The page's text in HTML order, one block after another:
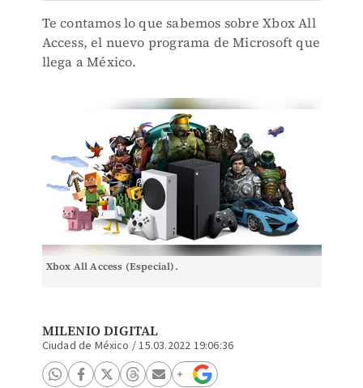
Te contamos lo que sabemos sobre Xbox All
Access, el nuevo programa de Microsoft que
llega a México.
Xbox All Access (Especial).
MILENIO DIGITAL
Ciudad de México /15.03.2022 19:06:36